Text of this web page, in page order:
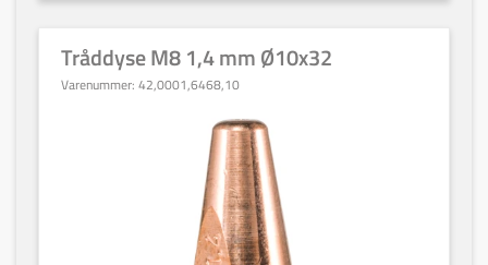
Tråddyse M8 1,4 mm Ø10x32
Varenummer: 42,0001,6468,10